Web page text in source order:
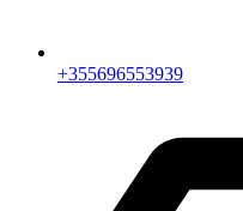
+355696553939